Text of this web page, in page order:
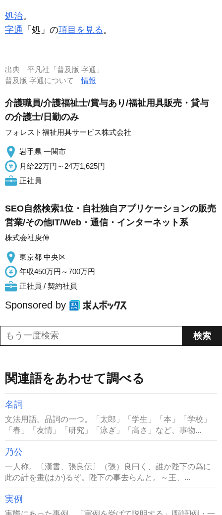
処治。
字通 「処」の項目を見る。
出典 平凡社「普及版 字通」
普及版 字通について情報
介護職員/介護福祉士/賞与あり/福祉用具販売・貸与
の介護士/日勤のみ
フォレスト福祉用具サービス株式会社
岩手県 一関市
月給22万円～24万1,625円
正社員
SEO自然検索1位・自社独自アプリケーションの販売
営業/その他IT/Web・通信・インターネット系
株式会社庚伸
東京都 中央区
年収450万円～700万円
正社員 / 契約社員
Sponsored by
関連語をあわせて調べる
名詞
文法用語。品詞の一つ。「太郎」「学生」「本」「学校」
「春」「友情」「研究」「泳ぎ」「高さ」など、事物...
乃公
一人称。〔漢書、張良伝〕（張）良曰く、誰か陛下の爲に
此の計を畫(はか)るぞ。陛下の事去らんと。～王、...
実例